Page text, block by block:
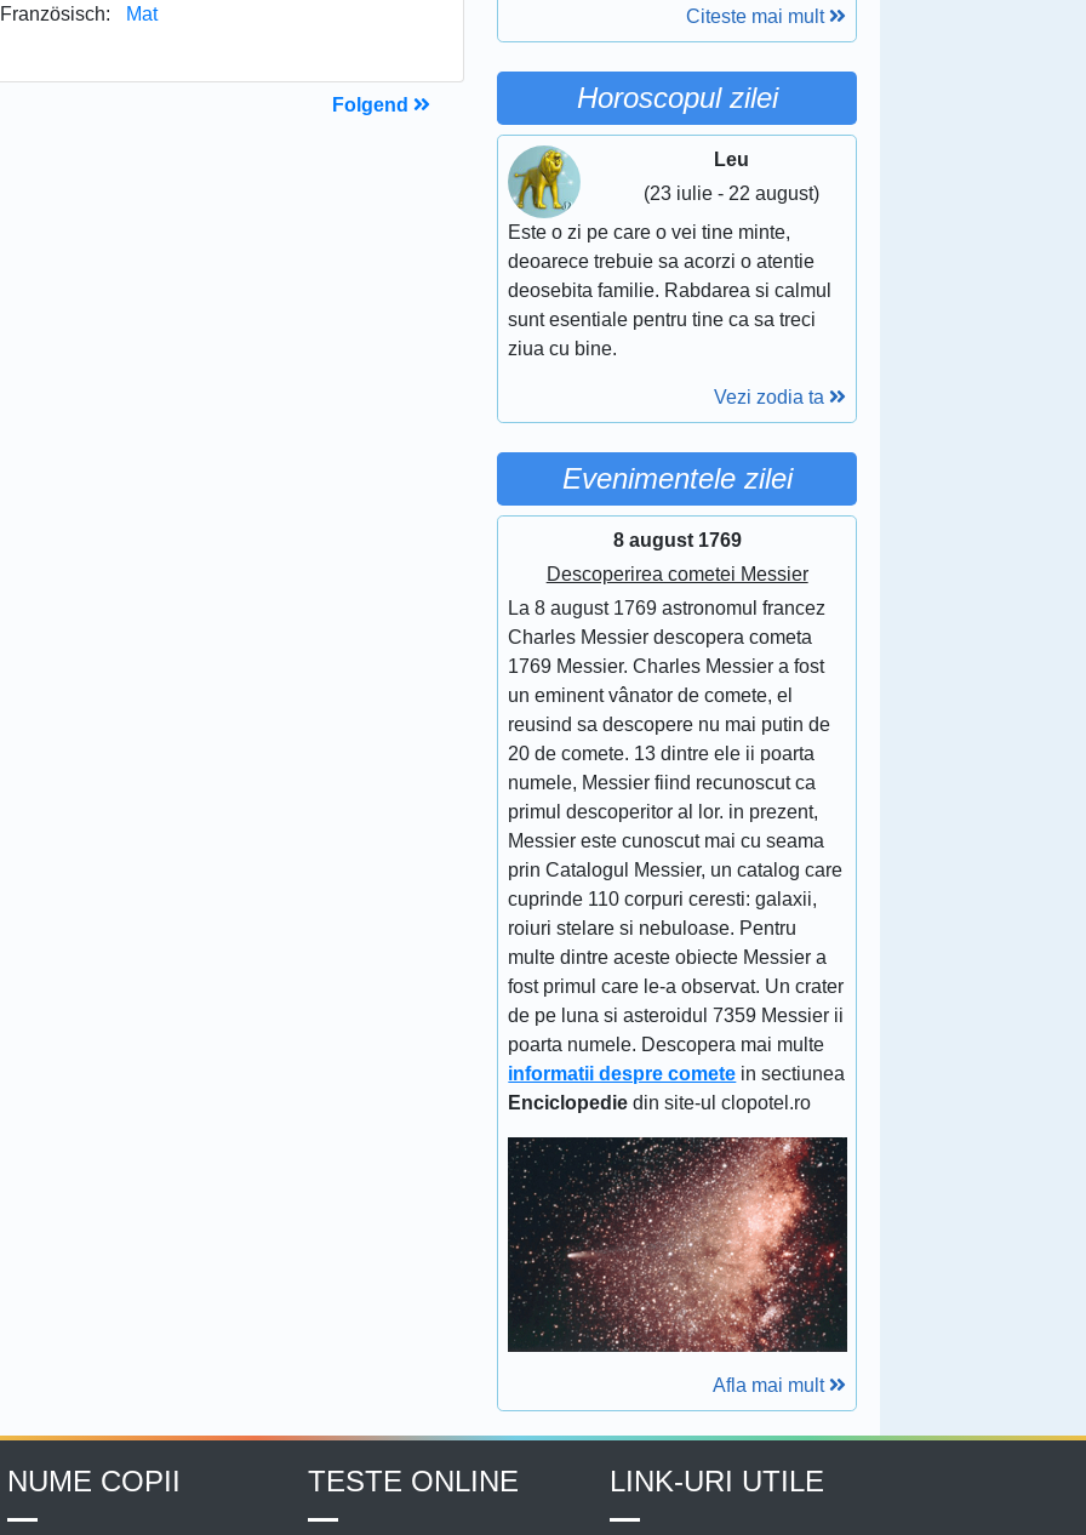
Französisch: Mat
Folgend
Citeste mai mult
Horoscopul zilei
Leu
(23 iulie - 22 august)
Este o zi pe care o vei tine minte,
deoarece trebuie sa acorzi o atentie
deosebita familie. Rabdarea si calmul
sunt esentiale pentru tine ca sa treci
ziua cu bine.
Vezi zodia ta
Evenimentele zilei
8 august 1769
Descoperirea cometei Messier
La 8 august 1769 astronomul francez
Charles Messier descopera cometa
1769 Messier. Charles Messier a fost
un eminent vânator de comete, el
reusind sa descopere nu mai putin de
20 de comete. 13 dintre ele ii poarta
numele, Messier fiind recunoscut ca
primul descoperitor al lor. in prezent,
Messier este cunoscut mai cu seama
prin Catalogul Messier, un catalog care
cuprinde 110 corpuri ceresti: galaxii,
roiuri stelare si nebuloase. Pentru
multe dintre aceste obiecte Messier a
fost primul care le-a observat. Un crater
de pe luna si asteroidul 7359 Messier ii
poarta numele. Descopera mai multe
informatii despre comete in sectiunea
Enciclopedie din site-ul clopotel.ro
Afla mai mult
NUME COPII TESTE ONLINE LINK-URI UTILE